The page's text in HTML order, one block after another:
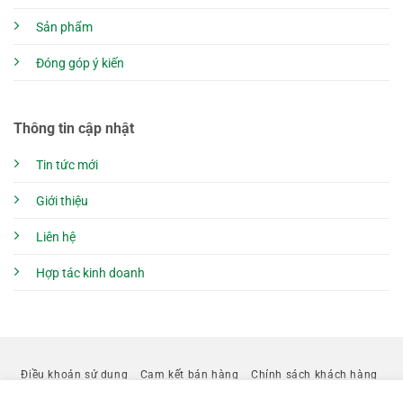
Sản phẩm
Đóng góp ý kiến
Thông tin cập nhật
Tin tức mới
Giới thiệu
Liên hệ
Hợp tác kinh doanh
Điều khoản sử dụng Cam kết bán hàng
Chính sách khách hàng